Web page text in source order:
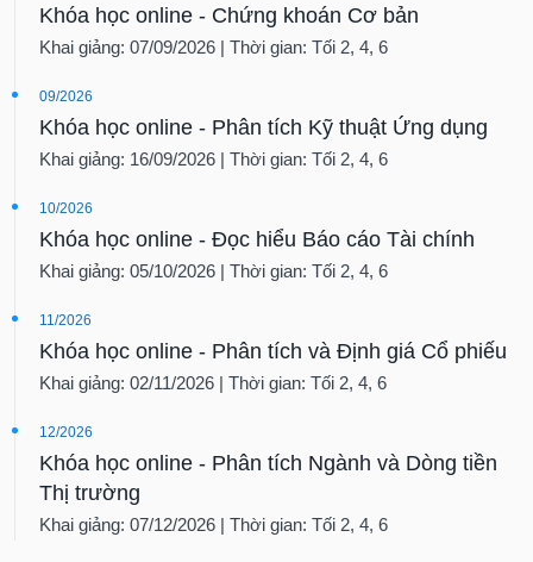
Khóa học online - Chứng khoán Cơ bản
Khai giảng: 07/09/2026 | Thời gian: Tối 2, 4, 6
09/2026
Khóa học online - Phân tích Kỹ thuật Ứng dụng
Khai giảng: 16/09/2026 | Thời gian: Tối 2, 4, 6
10/2026
Khóa học online - Đọc hiểu Báo cáo Tài chính
Khai giảng: 05/10/2026 | Thời gian: Tối 2, 4, 6
11/2026
Khóa học online - Phân tích và Định giá Cổ phiếu
Khai giảng: 02/11/2026 | Thời gian: Tối 2, 4, 6
12/2026
Khóa học online - Phân tích Ngành và Dòng tiền
Thị trường
Khai giảng: 07/12/2026 | Thời gian: Tối 2, 4, 6